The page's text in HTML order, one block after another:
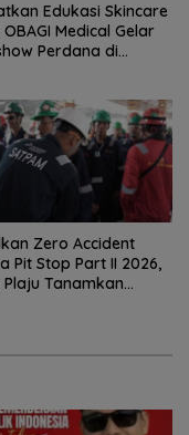
Edukasi Skincare
OBAGI Medical Gelar
Perdana di
Zero Accident
Pit Stop Part II 2026,
Plaju Tanamkan